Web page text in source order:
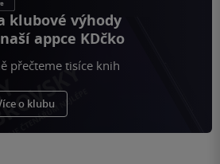
klubové výhody
appce KDčko
přečteme tisíce knih
o klubu